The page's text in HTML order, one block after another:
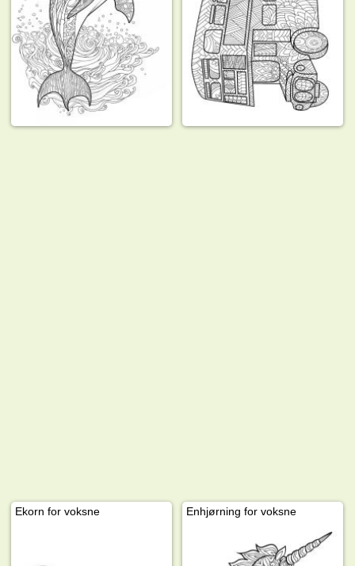
Ekorn for voksne Enhjørning for voksne